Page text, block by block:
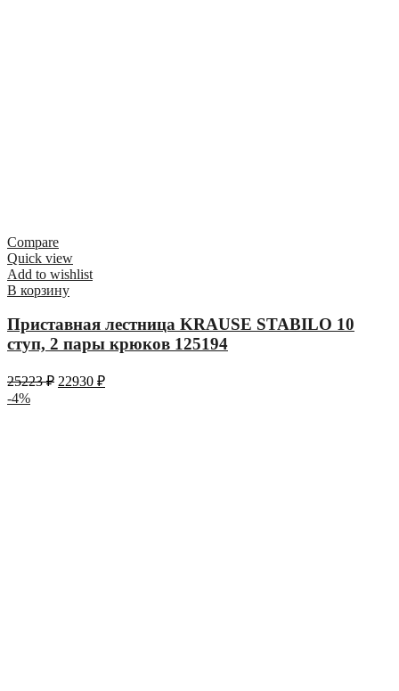
Compare
Quick view
Add to wishlist
В корзину
Приставная лестница KRAUSE STABILO 10
ступ, 2 пары крюков 125194
25223₽ 22930 ₽
-4%